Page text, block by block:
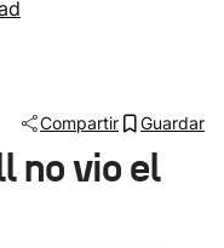
Compartir Guardar
no vio el